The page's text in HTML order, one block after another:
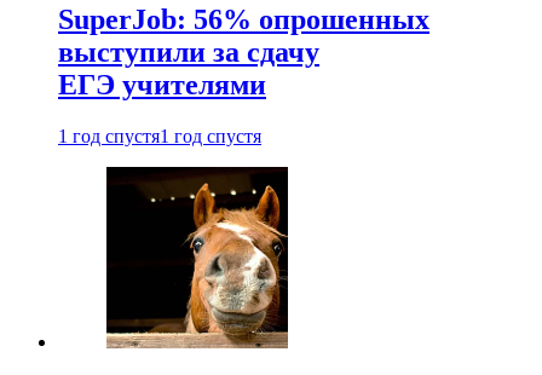
SuperJob: 56% опрошенных
выступили за сдачу
ЕГЭ учителями
1 год спустя1 год спустя